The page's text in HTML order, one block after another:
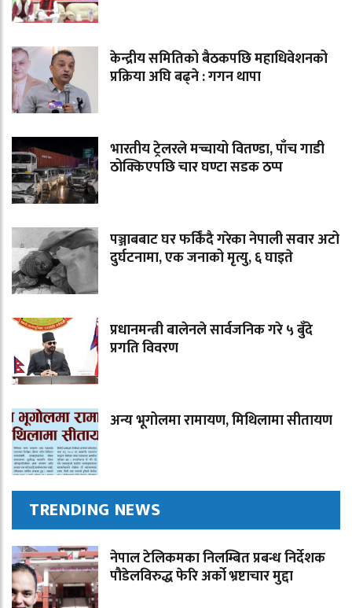
केन्द्रीय समितिको बैठकपछि महाधिवेशनको
प्रक्रिया अघि बढ्ने : गगन थापा
भारतीय ट्रेलरले मच्चायो वितण्डा, पाँच गाडी
ठोक्किएपछि चार घण्टा सडक ठप्प
पञ्जाबबाट घर फर्किंदै गरेका नेपाली सवार अटो
दुर्घटनामा, एक जनाको मृत्यु, ६ घाइते
प्रधानमन्त्री बालेनले सार्वजनिक गरे ५ बुँदे
प्रगति विवरण
अन्य भूगोलमा रामायण, मिथिलामा सीतायण
TRENDING NEWS
नेपाल टेलिकमका निलम्बित प्रबन्ध निर्देशक
पौडेलविरुद्ध फेरि अर्को भ्रष्टाचार मुद्दा